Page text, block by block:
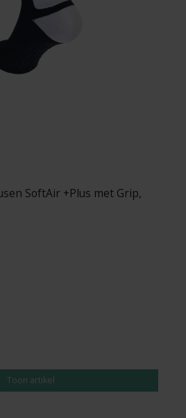
SoftAir +Plus met Grip,
Toon artikel